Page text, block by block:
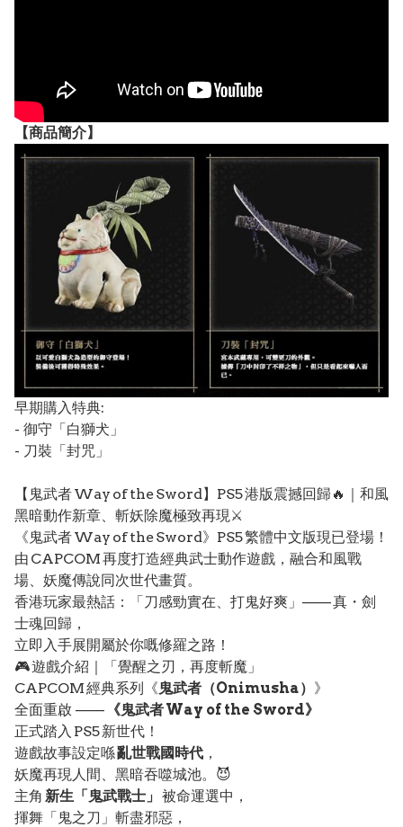
【商品簡介】
早期購入特典:
- 御守「白獅犬」
- 刀裝「封咒」
【鬼武者 Way of the Sword】PS5 港版震撼回歸🔥｜和風
黑暗動作新章、斬妖除魔極致再現⚔️
《鬼武者 Way of the Sword》PS5 繁體中文版現已登場！
由 CAPCOM 再度打造經典武士動作遊戲，融合和風戰
場、妖魔傳說同次世代畫質。
香港玩家最熱話：「刀感勁實在、打鬼好爽」—— 真・劍
士魂回歸，
立即入手展開屬於你嘅修羅之路！
🎮 遊戲介紹｜「覺醒之刃，再度斬魔」
CAPCOM 經典系列《鬼武者（Onimusha） 》
全面重啟 —— 《鬼武者 Way of the Sword》
正式踏入 PS5 新世代！
遊戲故事設定喺亂世戰國時代 ，
妖魔再現人間、黑暗吞噬城池。😈
主角 新生「鬼武戰士」 被命運選中，
揮舞「鬼之刀」斬盡邪惡，